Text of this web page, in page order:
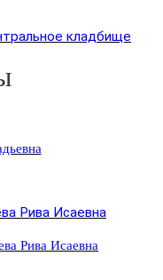
кладбище
Рива Исаевна